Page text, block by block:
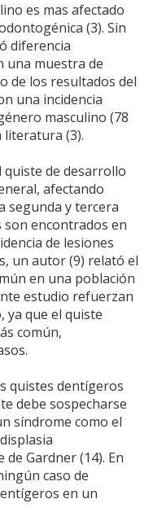
es mas afectado
(3). Sin
diferencia
una muestra de
de los resultados del
una incidencia
masculino (78
literatura (3).
de desarrollo
afectando
segunda y tercera
son encontrados en
de lesiones
un autor (9) relató el
en una población
estudio refuerzan
ya que el quiste
común,
quistes dentígeros
debe sospecharse
síndrome como el
Gardner (14). En
caso de
en un